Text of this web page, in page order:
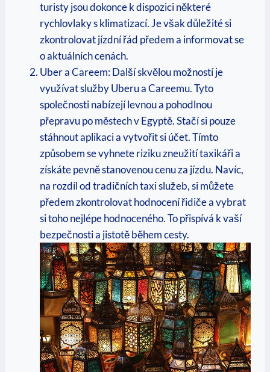
turisty ‌jsou dokonce k‍ dispozici některé
rychlovlaky s klimatizací. Je‍ však důležité⁣ si
zkontrolovat jízdní řád předem a ⁤informovat se⁤
o aktuálních ​cenách.
Uber a ⁤Careem:​ Další ⁢skvělou možností‍ je
využívat služby⁣ Uberu a Careemu. Tyto
společnosti nabízejí levnou ⁢a pohodlnou
⁣přepravu po městech v Egyptě. Stačí si pouze
stáhnout aplikaci⁣ a vytvořit si⁢ účet. Tímto‌
způsobem se vyhnete riziku⁣ zneužití⁢ taxikáři a
⁢získáte pevně ‍stanovenou cenu za jízdu.⁤ Navíc,‍
na ⁤rozdíl od tradičních taxi ‍služeb, si ‍můžete⁣
předem zkontrolovat hodnocení řidiče⁣ a vybrat
⁢si toho ‌nejlépe hodnoceného. To přispívá k‍ vaší
bezpečnosti a jistotě během⁢ cesty.